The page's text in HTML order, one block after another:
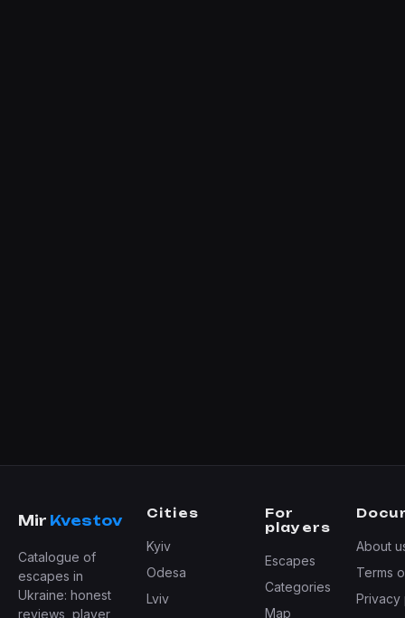
Mir Kvestov
Catalogue of
escapes in
Ukraine: honest
reviews, player
Cities
Kyiv
Odesa
Lviv
For
players
Escapes
Categories
Map
About
Terms
Privacy